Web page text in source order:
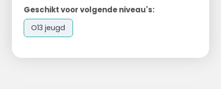
Geschikt voor volgende niveau's:
O13 jeugd